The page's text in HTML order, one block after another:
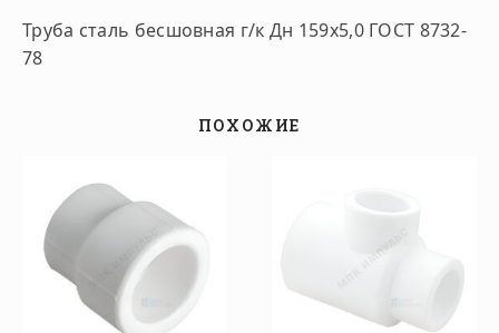
Труба сталь бесшовная г/к Дн 159х5,0 ГОСТ 8732-
78
ПОХОЖИЕ